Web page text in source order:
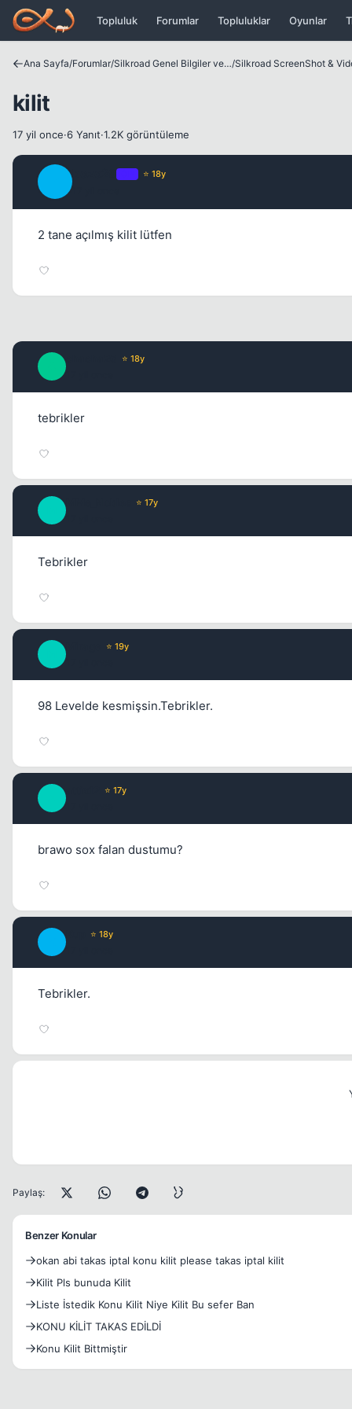
Icerige atla
Topluluk Forumlar Topluluklar Oyunlar
Ana Sayfa/Forumlar/ Silkroad Genel Bilgiler ve Update Bilgileri/Silkroad ScreenShot &
kilit
17 yil once·6 Yanıt·1.2K görüntüleme
⭐ 18y
2 tane açılmış kilit lütfen
⭐ 18y
tebrikler
⭐ 17y
Tebrikler
⭐ 19y
98 Levelde kesmişsin.Tebrikler.
⭐ 17y
brawo sox falan dustumu?
⭐ 18y
Tebrikler.
Paylaş:
Benzer Konular
okan abi takas iptal konu kilit please takas iptal kilit
Kilit Pls bunuda Kilit
Liste İstedik Konu Kilit Niye Kilit Bu sefer Ban
KONU KİLİT TAKAS EDİLDİ
Konu Kilit Bittmiştir